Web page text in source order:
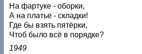
На фартуке - оборки,
А на платье - складки!
Где бы взять пятёрки,
Чтоб было всё в порядке?
1949